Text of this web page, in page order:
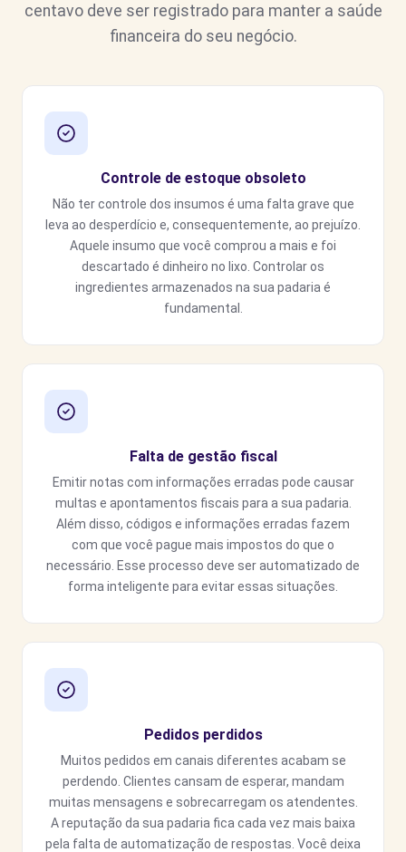
centavo deve ser registrado para manter a saúde
financeira do seu negócio.
Controle de estoque obsoleto
Não ter controle dos insumos é uma falta grave que
leva ao desperdício e, consequentemente, ao prejuízo.
Aquele insumo que você comprou a mais e foi
descartado é dinheiro no lixo. Controlar os
ingredientes armazenados na sua padaria é
fundamental.
Falta de gestão fiscal
Emitir notas com informações erradas pode causar
multas e apontamentos fiscais para a sua padaria.
Além disso, códigos e informações erradas fazem
com que você pague mais impostos do que o
necessário. Esse processo deve ser automatizado de
forma inteligente para evitar essas situações.
Pedidos perdidos
Muitos pedidos em canais diferentes acabam se
perdendo. Clientes cansam de esperar, mandam
muitas mensagens e sobrecarregam os atendentes.
A reputação da sua padaria fica cada vez mais baixa
pela falta de automatização de respostas. Você deixa